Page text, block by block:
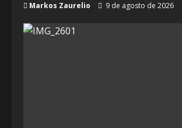
Markos Zaurelio 9 de agosto de 2026